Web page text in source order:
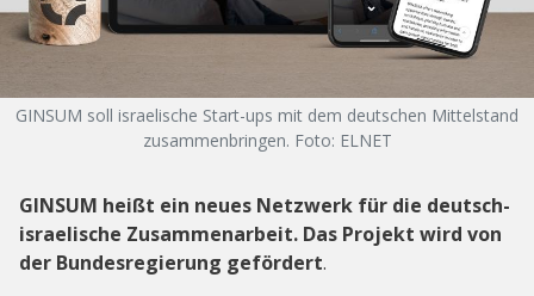
GINSUM soll israelische Start-ups mit dem deutschen Mittelstand
zusammenbringen. Foto: ELNET
GINSUM heißt ein neues Netzwerk für die deutsch-
israelische Zusammenarbeit. Das Projekt wird von
der Bundesregierung gefördert.